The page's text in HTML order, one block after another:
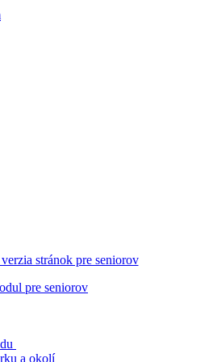
stránok pre seniorov
a okolí